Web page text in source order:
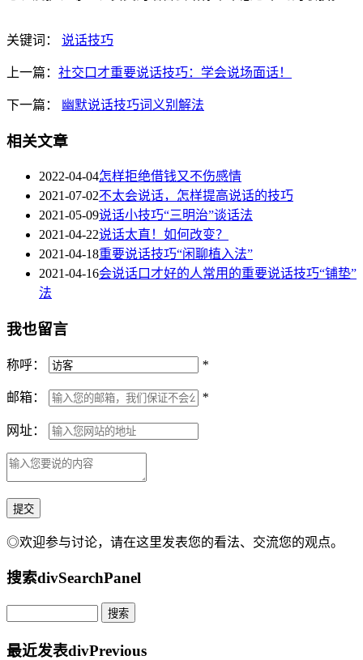
关键词： 说话技巧
上一篇： 社交口才重要说话技巧：学会说场面话！
下一篇： 幽默说话技巧词义别解法
相关文章
2022-04-04怎样拒绝借钱又不伤感情
2021-07-02不太会说话，怎样提高说话的技巧
2021-05-09说话小技巧“三明治”谈话法
2021-04-22说话太直！如何改变？
2021-04-18重要说话技巧“闲聊植入法”
2021-04-16会说话口才好的人常用的重要说话技巧“铺垫”
法
我也留言
称呼： *
邮箱： *
网址：
◎欢迎参与讨论，请在这里发表您的看法、交流您的观点。
搜索divSearchPanel
最近发表divPrevious